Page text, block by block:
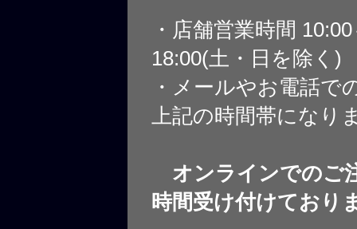
・店舗営業時間
18:00(土・日を除く)
・メールやお電話で
上記の時間帯になり
オンラインでのご
時間受け付けており